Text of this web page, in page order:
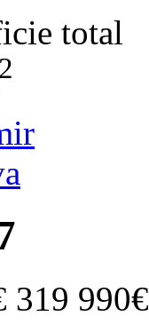
total
2
319 990€